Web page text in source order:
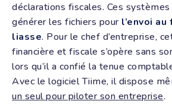
déclarations fiscales. Ces
générer les fichiers pour l’envoi
liasse. Pour le chef d’entreprise,
financière et fiscale s’opère sans
lors qu’il a confié la tenue
Avec le logiciel Tiime, il dispose
un seul pour piloter son entreprise.